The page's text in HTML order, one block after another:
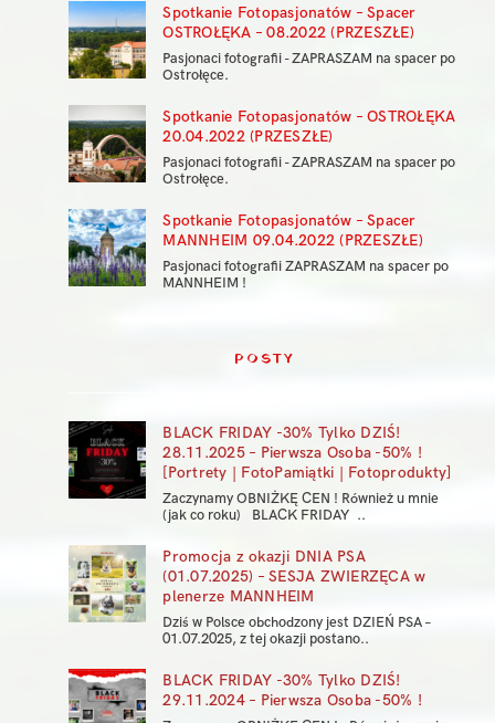
Spotkanie Fotopasjonatów – Spacer
OSTROŁĘKA – 08.2022 (PRZESZŁE)
Pasjonaci fotografii - ZAPRASZAM na spacer po
Ostrołęce.
Spotkanie Fotopasjonatów – OSTROŁĘKA
20.04.2022 (PRZESZŁE)
Pasjonaci fotografii - ZAPRASZAM na spacer po
Ostrołęce.
Spotkanie Fotopasjonatów – Spacer
MANNHEIM 09.04.2022 (PRZESZŁE)
Pasjonaci fotografii ZAPRASZAM na spacer po
MANNHEIM !
POSTY
BLACK FRIDAY -30% Tylko DZIŚ!
28.11.2025 – Pierwsza Osoba -50% !
[Portrety | FotoPamiątki | Fotoprodukty]
Zaczynamy OBNIŻKĘ CEN ! Również u mnie
(jak co roku) BLACK FRIDAY ..
Promocja z okazji DNIA PSA
(01.07.2025) – SESJA ZWIERZĘCA w
plenerze MANNHEIM
Dziś w Polsce obchodzony jest DZIEŃ PSA –
01.07.2025, z tej okazji postano..
BLACK FRIDAY -30% Tylko DZIŚ!
29.11.2024 – Pierwsza Osoba -50% !